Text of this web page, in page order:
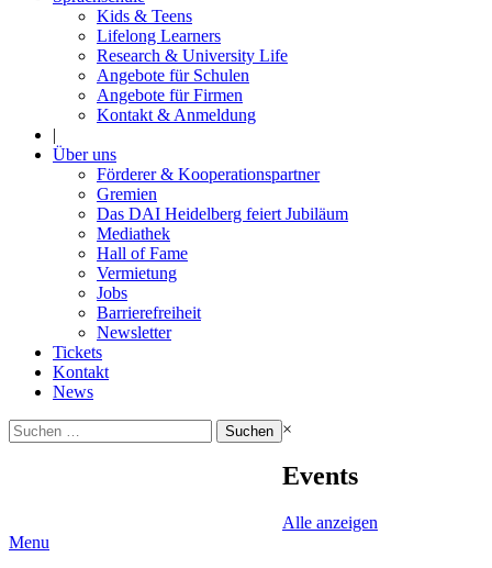
Kids & Teens
Lifelong Learners
Research & University Life
Angebote für Schulen
Angebote für Firmen
Kontakt & Anmeldung
|
Über uns
Förderer & Kooperationspartner
Gremien
Das DAI Heidelberg feiert Jubiläum
Mediathek
Hall of Fame
Vermietung
Jobs
Barrierefreiheit
Newsletter
Tickets
Kontakt
News
Suchen
nach:
×
Events
Alle anzeigen
Menu